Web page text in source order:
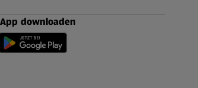
App downloaden